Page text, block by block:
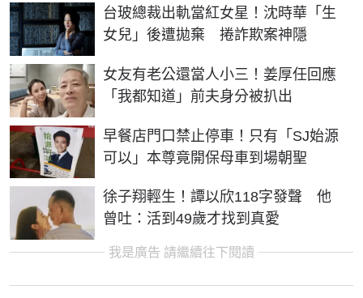
台玻總裁出軌當紅女星！沈時華「生
女兒」後遭拋棄 捲詐欺案神隱
女友有老公還當人小三！姜厚任回應
「我都知道」前夫身分被扒出
早餐店門口禁止停車！只有「SJ始源
可以」本尊竟開保母車到場朝聖
徐子翔輕生！譚以欣118字發聲 他
曾吐：活到49歲才找到真愛
我是廣告 請繼續往下閱讀